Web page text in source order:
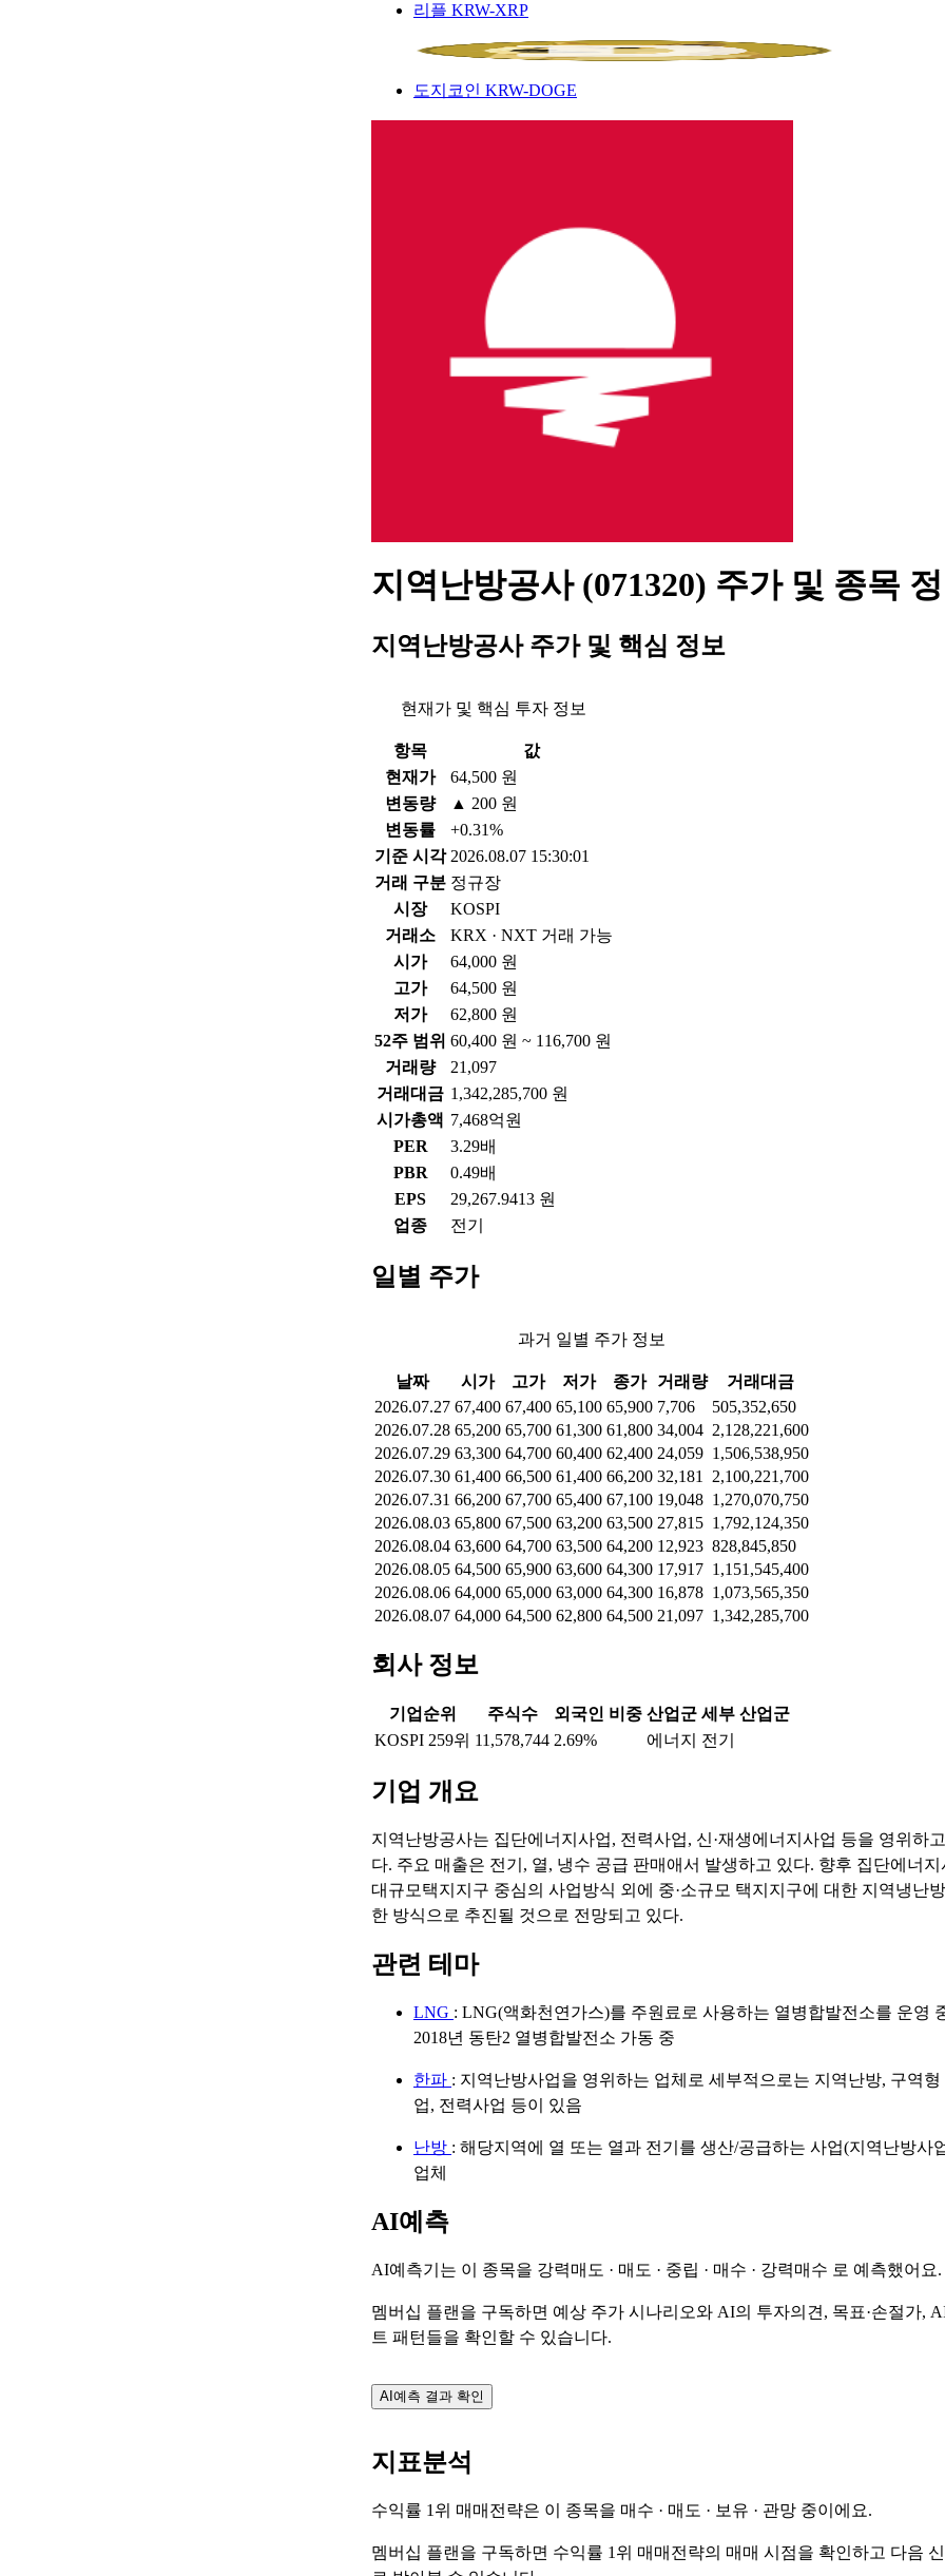
리플 KRW-XRP
도지코인 KRW-DOGE
지역난방공사 (071320) 주가 및 종목
지역난방공사 주가 및 핵심 정보
현재가 및 핵심 투자 정보
항목
값
현재가
64,500 원
변동량
▲ 200 원
변동률
+0.31%
기준 시각 2026.08.07 15:30:01
거래 구분 정규장
시장
KOSPI
거래소
KRX · NXT 거래 가능
시가
64,000 원
고가
64,500 원
저가
62,800 원
52주 범위 60,400 원 ~ 116,700 원
거래량
21,097
거래대금 1,342,285,700 원
시가총액 7,468억원
PER
3.29배
PBR
0.49배
EPS
29,267.9413 원
업종
전기
일별 주가
과거 일별 주가 정보
날짜 시가 고가 저가 종가 거래량
거래대금
2026.07.27 67,400 67,400 65,100 65,900 7,706
505,352,650
2026.07.28 65,200 65,700 61,300 61,800 34,004 2,128,221,600
2026.07.29 63,300 64,700 60,400 62,400 24,059 1,506,538,950
2026.07.30 61,400 66,500 61,400 66,200 32,181
2,100,221,700
2026.07.31 66,200 67,700 65,400 67,100 19,048 1,270,070,750
2026.08.03 65,800 67,500 63,200 63,500 27,815 1,792,124,350
2026.08.04 63,600 64,700 63,500 64,200 12,923 828,845,850
2026.08.05 64,500 65,900 63,600 64,300 17,917 1,151,545,400
2026.08.06 64,000 65,000 63,000 64,300 16,878 1,073,565,350
2026.08.07 64,000 64,500 62,800 64,500 21,097 1,342,285,700
회사 정보
기업순위 주식수 외국인 비중 산업군 세부 산업군
KOSPI 259위 11,578,744 2.69% 에너지 전기
기업 개요
지역난방공사는 집단에너지사업, 전력사업, 신·재생에너지사업 등을 영위하
다. 주요 매출은 전기, 열, 냉수 공급 판매애서 발생하고 있다. 향후 집단에너
대규모택지지구 중심의 사업방식 외에 중·소규모 택지지구에 대한 지역냉난
한 방식으로 추진될 것으로 전망되고 있다.
관련 테마
LNG : LNG(액화천연가스)를 주원료로 사용하는 열병합발전소를 운영
2018년 동탄2 열병합발전소 가동 중
한파 : 지역난방사업을 영위하는 업체로 세부적으로는 지역난방, 구역
업, 전력사업 등이 있음
난방 : 해당지역에 열 또는 열과 전기를 생산/공급하는 사업(지역난방사
업체
AI예측
AI예측기는 이 종목을 강력매도 · 매도 · 중립 · 매수 · 강력매수 로 예측했어요.
멤버십 플랜을 구독하면 예상 주가 시나리오와 AI의 투자의견, 목표·손절가,
트 패턴들을 확인할 수 있습니다.
AI예측 결과 확인
지표분석
수익률 1위 매매전략은 이 종목을 매수 · 매도 · 보유 · 관망 중이에요.
멤버십 플랜을 구독하면 수익률 1위 매매전략의 매매 시점을 확인하고 다음